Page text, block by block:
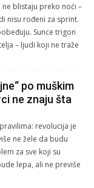
blistaju preko noći –
nisu rođeni za sprint.
Sunce trigon
– ljudi koji ne traže
po muškim
ne znaju šta
revolucija je
ne žele da budu
za sve koji su
lepa, ali ne previše